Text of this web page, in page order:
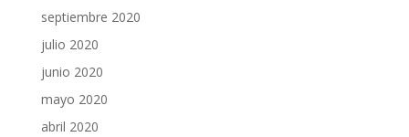
septiembre 2020
julio 2020
junio 2020
mayo 2020
abril 2020